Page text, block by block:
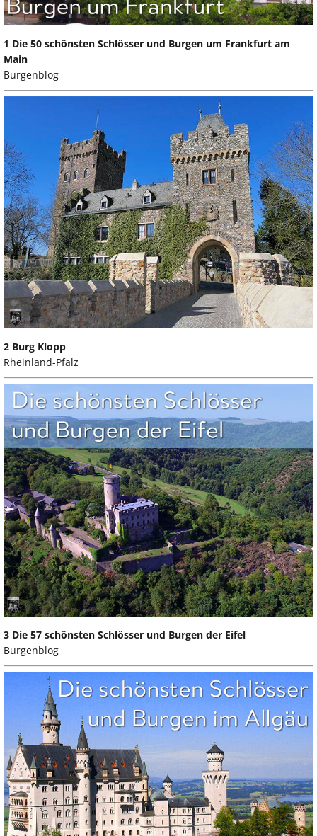
1 Die 50 schönsten Schlösser und Burgen um Frankfurt am
Main
Burgenblog
2 Burg Klopp
Rheinland-Pfalz
3 Die 57 schönsten Schlösser und Burgen der Eifel
Burgenblog